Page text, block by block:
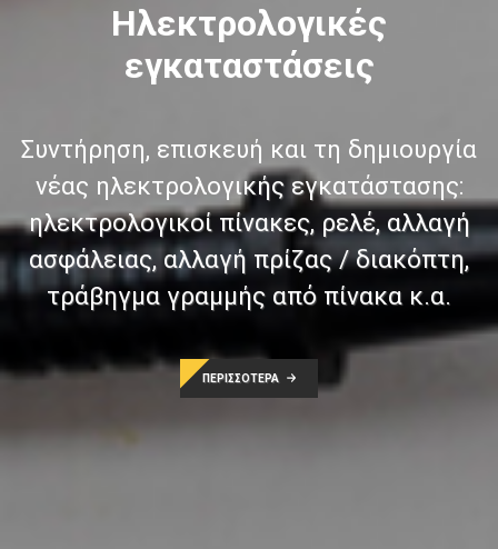
Ηλεκτρολογικές
εγκαταστάσεις
Συντήρηση, επισκευή και τη δημιουργία
νέας ηλεκτρολογικής εγκατάστασης:
ηλεκτρολογικοί πίνακες, ρελέ, αλλαγή
ασφάλειας, αλλαγή πρίζας / διακόπτη,
τράβηγμα γραμμής από πίνακα κ.α.
ΠΕΡΙΣΣΟΤΕΡΑ